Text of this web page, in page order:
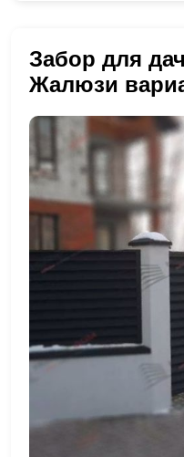
Забор для
Жалюзи